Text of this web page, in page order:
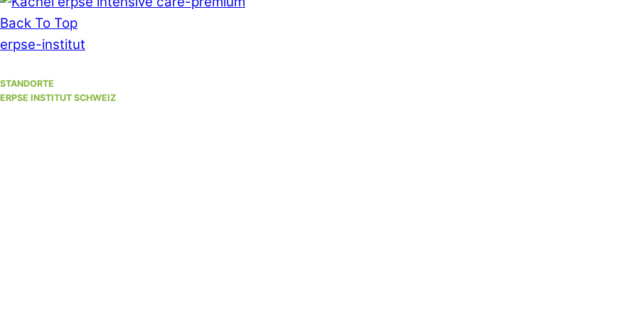
Back To Top
erpse-institut
STANDORTE
ERPSE INSTITUT SCHWEIZ